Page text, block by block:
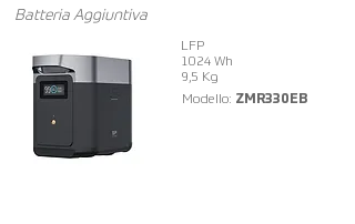
Batteria Aggiuntiva
LFP
1024 Wh
9,5 Kg
Modello: ZMR330EB